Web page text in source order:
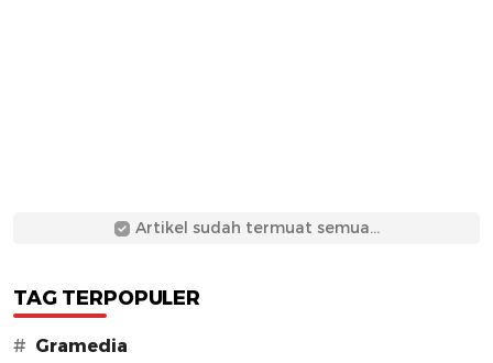
Artikel sudah termuat semua...
TAG TERPOPULER
# Gramedia